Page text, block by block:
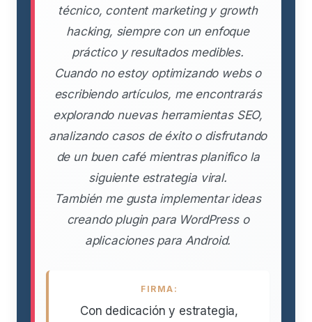
técnico, content marketing y growth
hacking, siempre con un enfoque
práctico y resultados medibles.
Cuando no estoy optimizando webs o
escribiendo artículos, me encontrarás
explorando nuevas herramientas SEO,
analizando casos de éxito o disfrutando
de un buen café mientras planifico la
siguiente estrategia viral.
También me gusta implementar ideas
creando plugin para WordPress o
aplicaciones para Android.
FIRMA:
Con dedicación y estrategia,